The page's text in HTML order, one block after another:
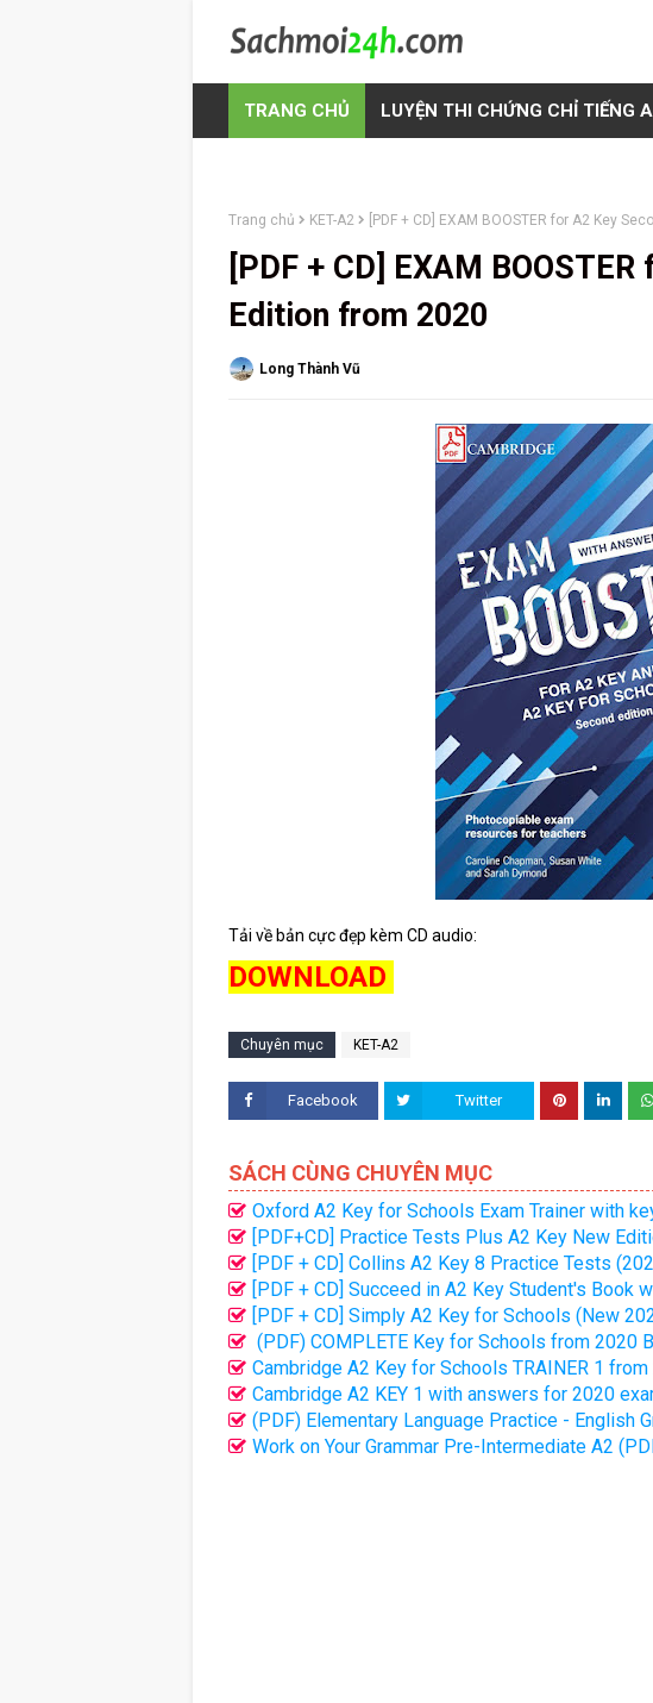
TRANG CHỦ LUYỆN THI CHỨNG CHỈ TIẾNG
Trang chủ KET-A2 [PDF + CD] EXAM BOOSTER for A2 Key
[PDF + CD] EXAM
Edition from 2020
Long Thành Vũ
Tải về bản cực đẹp kèm CD audio:
DOWNLOAD
Chuyên mục KET-A2
Facebook Twitter
SÁCH CÙNG CHUYÊN MỤC
Oxford A2 Key for Schools Exam Trainer with
[PDF+CD] Practice Tests Plus A2 Key New
[PDF + CD] Collins A2 Key 8 Practice Tests
[PDF + CD] Succeed in A2 Key Student's Book
[PDF + CD] Simply A2 Key for Schools (New
(PDF) COMPLETE Key for Schools from 2020
Cambridge A2 Key for Schools TRAINER 1
Cambridge A2 KEY 1 with answers for 2020
(PDF) Elementary Language Practice - English
Work on Your Grammar Pre-Intermediate A2